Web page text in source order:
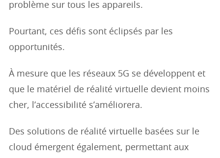
problème sur tous les appareils.
Pourtant, ces défis sont éclipsés par les
opportunités.
À mesure que les réseaux 5G se développent et
que le matériel de réalité virtuelle devient moins
cher, l’accessibilité s’améliorera.
Des solutions de réalité virtuelle basées sur le
cloud émergent également, permettant aux